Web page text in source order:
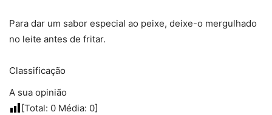
Para dar um sabor especial ao peixe, deixe-o mergulhado
no leite antes de fritar.
Classificação
A sua opinião
[Total: 0 Média: 0]